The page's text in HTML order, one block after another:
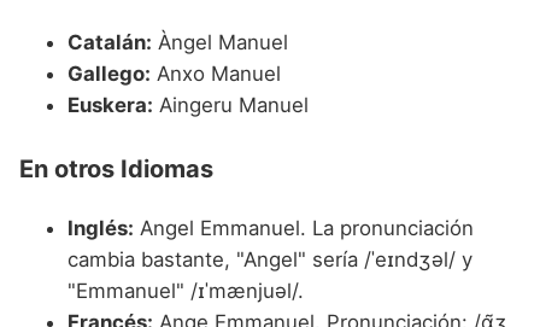
Catalán: Àngel Manuel
Gallego: Anxo Manuel
Euskera: Aingeru Manuel
En otros Idiomas
Inglés: Angel Emmanuel. La pronunciación
cambia bastante, "Angel" sería /ˈeɪndʒəl/ y
"Emmanuel" /ɪˈmænjuəl/.